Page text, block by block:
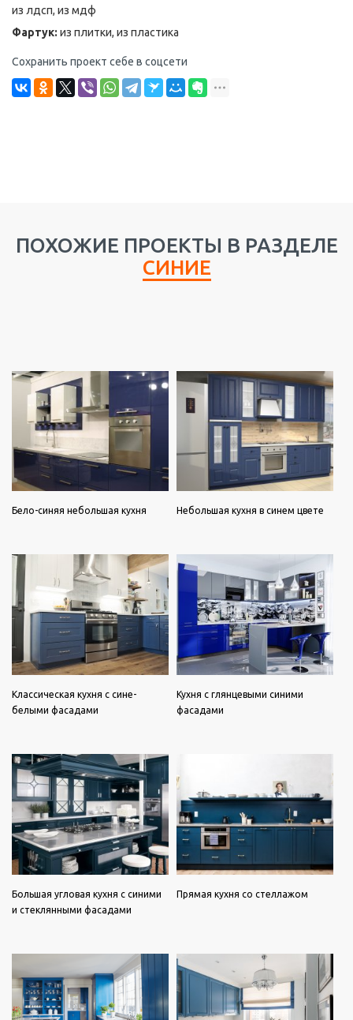
из лдсп, из мдф
Фартук: из плитки, из пластика
Сохранить проект себе в соцсети
ПОХОЖИЕ ПРОЕКТЫ В РАЗДЕЛЕ
СИНИЕ
Бело-синяя небольшая кухня Небольшая кухня в синем цвете
Классическая кухня с сине-
белыми фасадами
Кухня с глянцевыми синими
фасадами
Большая угловая кухня с синими
и стеклянными фасадами
Прямая кухня со стеллажом